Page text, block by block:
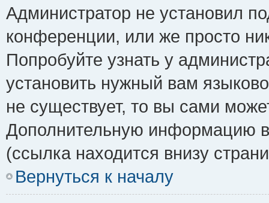
Администратор не установил
конференции, или же просто
Попробуйте узнать у
установить нужный вам
не существует, то вы сами
Дополнительную информацию
(ссылка находится внизу
Вернуться к началу